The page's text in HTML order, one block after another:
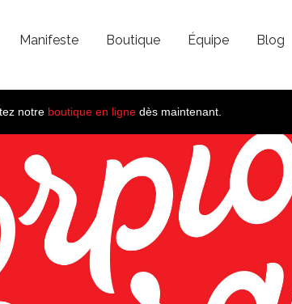
Manifeste Boutique Équipe Blog
notre boutique en lignedès maintenant.